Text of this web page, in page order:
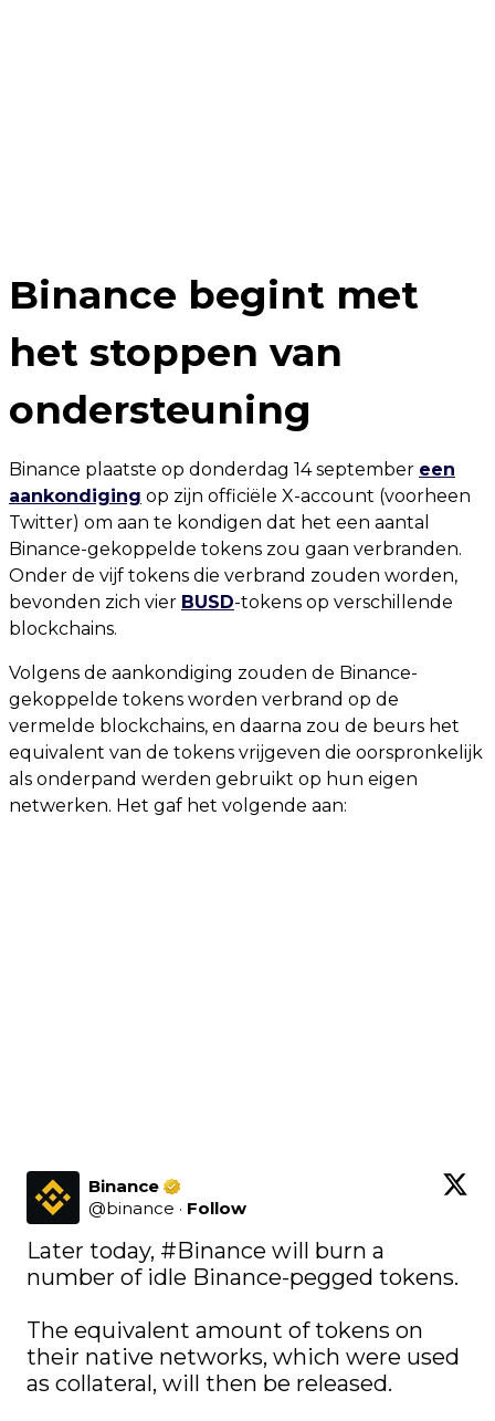
Binance begint met
het stoppen van
ondersteuning
Binance plaatste op donderdag 14 september een
aankondiging op zijn officiële X-account (voorheen
Twitter) om aan te kondigen dat het een aantal
Binance-gekoppelde tokens zou gaan verbranden.
Onder de vijf tokens die verbrand zouden worden,
bevonden zich vier BUSD-tokens op verschillende
blockchains.
Volgens de aankondiging zouden de Binance-
gekoppelde tokens worden verbrand op de
vermelde blockchains, en daarna zou de beurs het
equivalent van de tokens vrijgeven die oorspronkelijk
als onderpand werden gebruikt op hun eigen
netwerken. Het gaf het volgende aan:
Binance
@binance · Follow
Later today, #Binance will burn a
number of idle Binance-pegged tokens.
The equivalent amount of tokens on
their native networks, which were used
as collateral, will then be released.